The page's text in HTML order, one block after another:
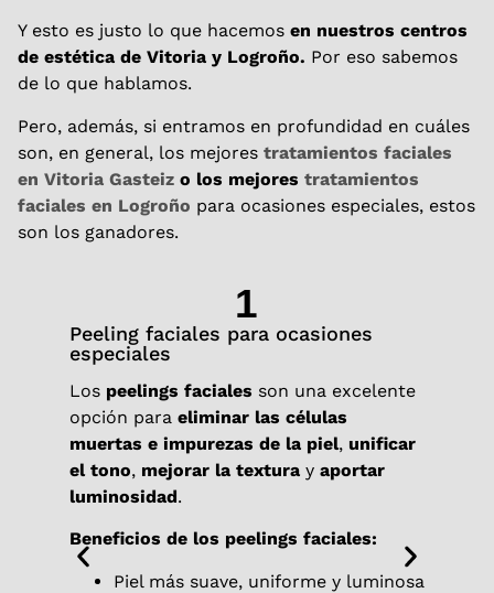
Y esto es justo lo que hacemos en nuestros centros
de estética de Vitoria y Logroño. Por eso sabemos
de lo que hablamos.
Pero, además, si entramos en profundidad en cuáles
son, en general, los mejores tratamientos faciales
en Vitoria Gasteiz o los mejores tratamientos
faciales en Logroño para ocasiones especiales, estos
son los ganadores.
1
Peeling faciales para ocasiones
especiales
Los peelings faciales son una excelente
opción para eliminar las células
muertas e impurezas de la piel, unificar
el tono, mejorar la texturay aportar
luminosidad.
Beneficios de los peelings faciales:
Piel más suave, uniforme y luminosa